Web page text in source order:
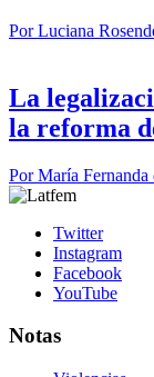
PorLuciana
La
la reforma
PorMaría Fernanda
Twitter
Instagram
Facebook
YouTube
Notas